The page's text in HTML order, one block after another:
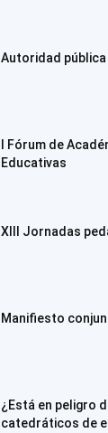
Autoridad
I Fórum de
Educativas
XIII Jornadas
Manifiesto
¿Está en peligro
catedráticos de